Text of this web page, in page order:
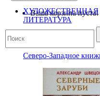
Ваша корзина пуста!
ХУДОЖЕСТВЕННАЯ
ЛИТЕРАТУРА
Северо-Западное